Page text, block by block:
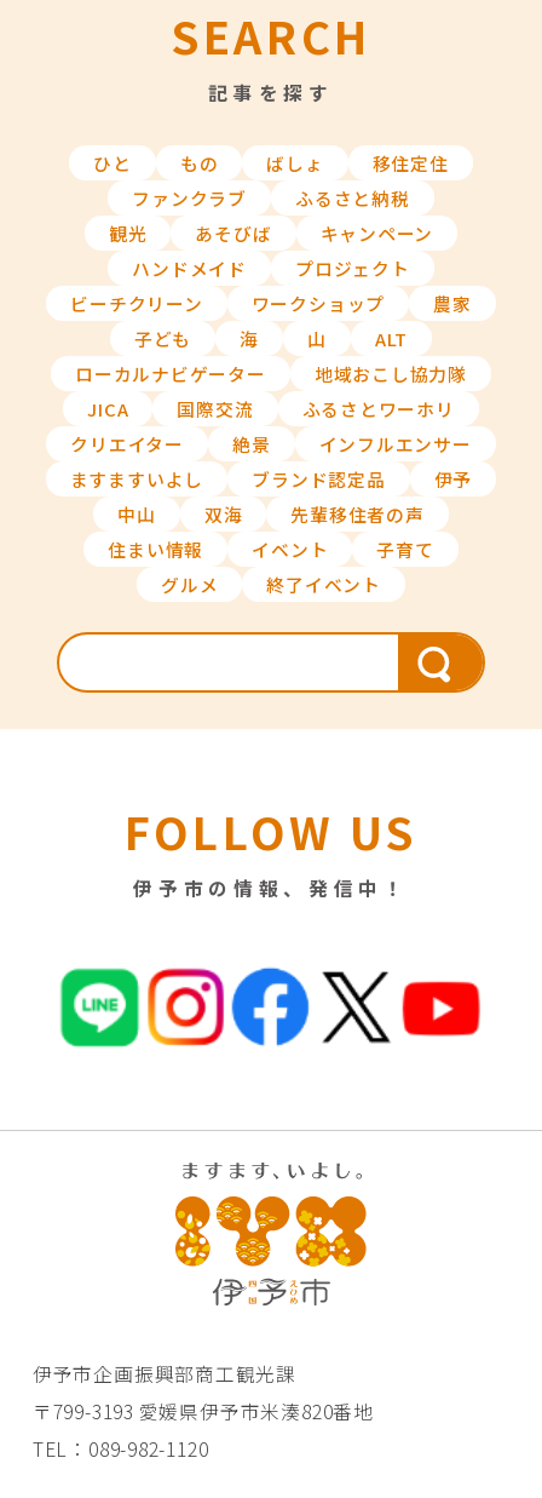
SEARCH
記事を探す
ひと もの ばしょ
移住定住
ファンクラブ
ふるさと納税
観光
あそびば
キャンペーン
ハンドメイド
プロジェクト
ビーチクリーン
ワークショップ
農家
子ども
海 山
ALT
ローカルナビゲーター
地域おこし協力隊
JICA
国際交流
ふるさとワーホリ
クリエイター
絶景
インフルエンサー
ますますいよし
ブランド認定品
伊予
中山
双海
先輩移住者の声
住まい情報
イベント
子育て
グルメ
終了イベント
FOLLOW US
伊予市の情報、発信中！
伊予市企画振興部商工観光課
〒799-3193 愛媛県伊予市米湊820番地
TEL：089-982-1120